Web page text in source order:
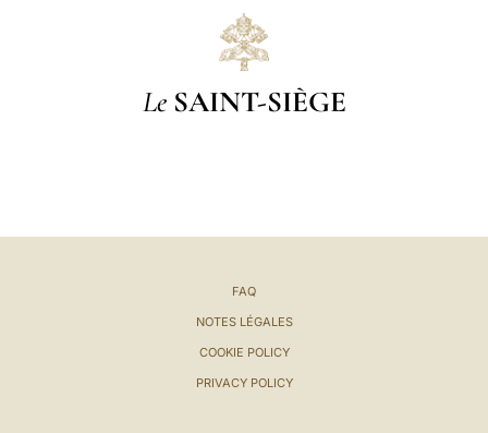
Le SAINT-SIÈGE
FAQ
NOTES LÉGALES
COOKIE POLICY
PRIVACY POLICY